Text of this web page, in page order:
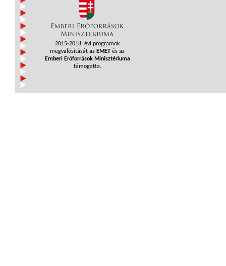
2015-2018. évi programok
megvalósítását az EMET és az
Emberi Erőforrások Minisztériuma
támogatta.